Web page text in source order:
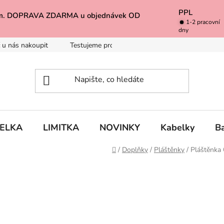
DOPRAVA ZDARMA u objednávek OD
PPL
1-2 pracovní
dny
u nás nakoupit Testujeme pro Vás
LIMITKA NOVINKY Kabelky
Domů
/ Doplňky / Pláštěnky / Pláštěnka